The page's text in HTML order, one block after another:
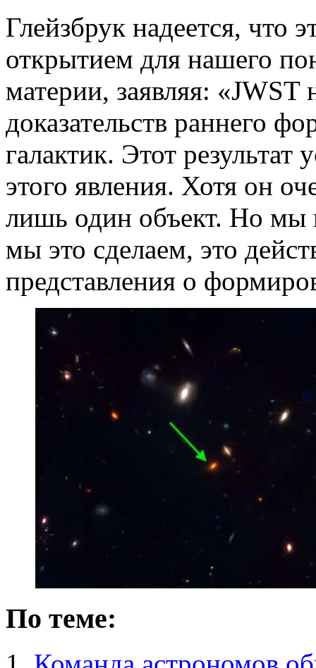
Глейзбрук надеется, что
открытием для нашего
материи, заявляя: «JWST
доказательств раннего
галактик. Этот результат
этого явления. Хотя он
лишь один объект. Но мы
мы это сделаем, это
представления о
По теме: